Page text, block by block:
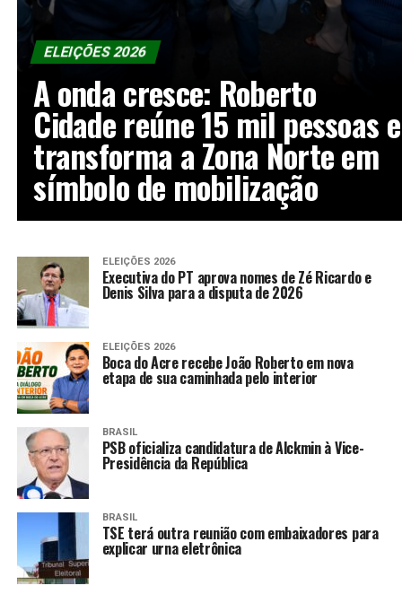
ELEIÇÕES 2026
A onda cresce: Roberto
Cidade reúne 15 mil pessoas e
transforma a Zona Norte em
símbolo de mobilização
ELEIÇÕES 2026
Executiva do PT aprova nomes de Zé Ricardo e
Denis Silva para a disputa de 2026
ELEIÇÕES 2026
Boca do Acre recebe João Roberto em nova
etapa de sua caminhada pelo interior
BRASIL
PSB oficializa candidatura de Alckmin à Vice-
Presidência da República
BRASIL
TSE terá outra reunião com embaixadores para
explicar urna eletrônica